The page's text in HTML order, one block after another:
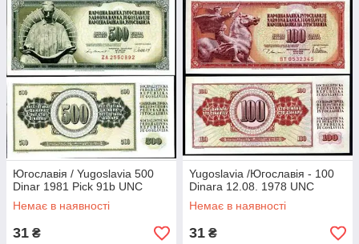
Югославія / Yugoslavia 500
Dinar 1981 Pick 91b UNC
Немає в наявності
31 ₴
Yugoslavia /Югославія - 100
Dinara 12.08. 1978 UNC
Немає в наявності
31 ₴